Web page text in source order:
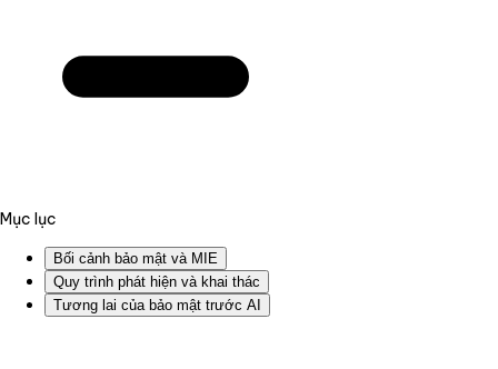
Mục lục
Bối cảnh bảo mật và MIE
Quy trình phát hiện và khai thác
Tương lai của bảo mật trước AI